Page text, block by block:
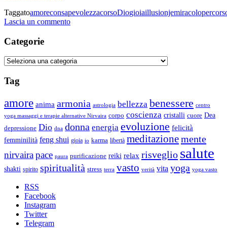
“Un
corso
TaggatoamoreconsapevolezzacorsoDiogioiaillusionjemiracolo
Lascia un commentosu
corso
in
Categorie
Categorie
Tag
amore anima armonia astrologia bellezza benessere centro
yoga massaggi e terapie alternative Nirvaira corpo coscienza cristalli cuore Dea
depressione Dio dna donna energia evoluzione felicità
femminilità feng shui gioia io karma libertà meditazionemente
nirvairapace paura purificazione reiki relax risveglio salute
shakti spirito spiritualità stress terra vasto verità vita yoga yoga vasto
RSS
Facebook
Instagram
Twitter
Telegram